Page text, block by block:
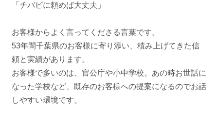
「チバビに頼めば大丈夫」
お客様からよく言ってくださる言葉です。
53年間千葉県のお客様に寄り添い、積み上げてきた信
頼と実績があります。
お客様で多いのは、官公庁や小中学校。あの時お世話に
なった学校など、既存のお客様への提案になるのでお話
しやすい環境です。